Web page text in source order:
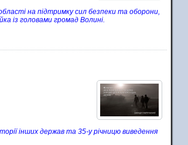
на підтримку сил безпеки та оборони,
із головами громад Волині.
інших держав та 35-у річницю виведення